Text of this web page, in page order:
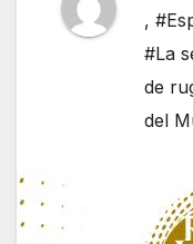
,
#La
de
del